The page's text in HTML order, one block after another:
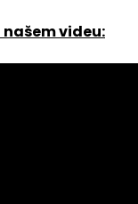
videu: